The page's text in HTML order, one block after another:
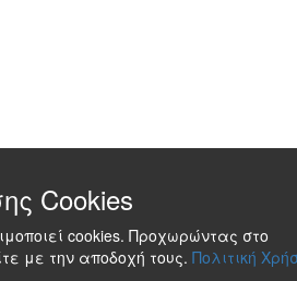
Cookies
cookies. Προχωρώντας στο
με την αποδοχή τους. Πολιτική